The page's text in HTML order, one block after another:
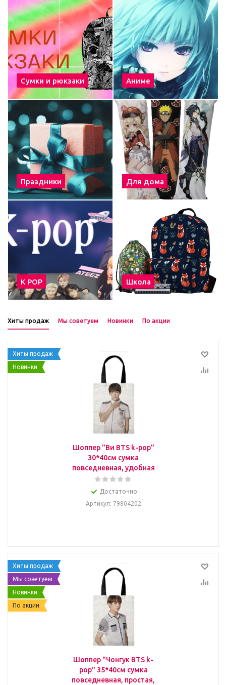
Сумки и рюкзаки Аниме
Праздники Для дома
К POP Школа
Хиты продаж Мы советуем Новинки По акции
Хиты продаж
Новинки
Шоппер "Ви BTS k-pop"
30*40см сумка
повседневная, удобная
Достаточно
Артикул: 79804202
Хиты продаж
Мы советуем
Новинки
По акции
Шоппер "Чонгук BTS k-
pop" 35*40см сумка
повседневная, простая,